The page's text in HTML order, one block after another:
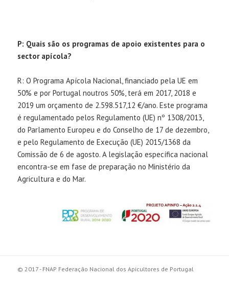
P: Quais são os programas de apoio existentes para o
sector apícola?
R: O Programa Apícola Nacional, financiado pela UE em
50% e por Portugal noutros 50%, terá em 2017, 2018 e
2019 um orçamento de 2.598.517,12 €/ano. Este programa
é regulamentado pelos Regulamento (UE) nº 1308/2013,
do Parlamento Europeu e do Conselho de 17 de dezembro,
e pelo Regulamento de Execução (UE) 2015/1368 da
Comissão de 6 de agosto. A legislação específica nacional
encontra-se em fase de preparação no Ministério da
Agricultura e do Mar.
© 2017 - FNAP Federação Nacional dos Apicultores de Portugal